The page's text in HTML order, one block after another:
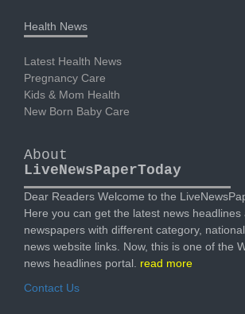
Health News
Latest Health News
Pregnancy Care
Kids & Mom Health
New Born Baby Care
About
LiveNewsPaperToday
Dear Readers Welcome to the
Here you can get the latest news headlines
newspapers with different category,
news website links. Now, this is one of the
news headlines portal. read more
Contact Us